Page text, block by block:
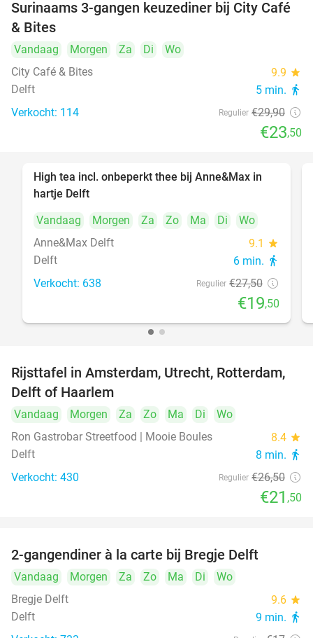
21%
Surinaams 3-gangen keuzediner bij City Café
& Bites
Vandaag Morgen Za Di
Wo
City Café & Bites
9.9 star
Delft 5 min. directions_walk
Verkocht: 114 Regulier €29,90
€23,50
29%
High tea incl. onbeperkt thee bij Anne&Max in
hartje Delft
Vandaag
Morgen Za Zo Ma Di
Wo
Anne&Max Delft
9.1 star
Delft 6 min. directions_walk
Verkocht: 638 Regulier €27,50
€19,50
19%
Rijsttafel in Amsterdam, Utrecht, Rotterdam,
Delft of Haarlem
Vandaag Morgen Za Zo Ma Di
Wo
Ron Gastrobar Streetfood | Mooie Boules
8.4 star
Delft 8 min. directions_walk
Verkocht: 430 Regulier €26,50
€21 ,50
2-gangendiner à la carte bij Bregje Delft
Vandaag Morgen Za Zo Ma Di
Wo
Bregje Delft
9.6 star
Delft 9 min. directions_walk